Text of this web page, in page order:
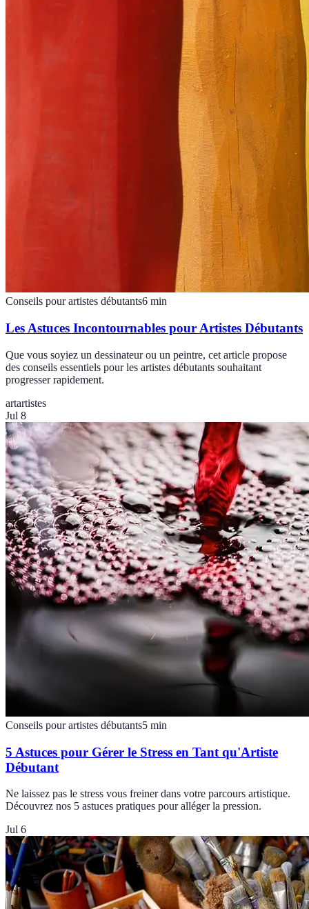
Conseils pour artistes débutants6 min
Les Astuces Incontournables pour Artistes Débutants
Que vous soyiez un dessinateur ou un peintre, cet article propose
des conseils essentiels pour les artistes débutants souhaitant
progresser rapidement.
artartistes
Jul 8
Conseils pour artistes débutants5 min
5 Astuces pour Gérer le Stress en Tant qu'Artiste
Débutant
Ne laissez pas le stress vous freiner dans votre parcours artistique.
Découvrez nos 5 astuces pratiques pour alléger la pression.
Jul 6